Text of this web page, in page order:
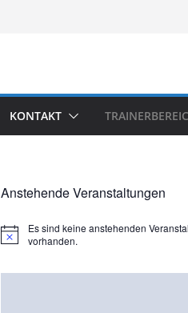
KONTAKT
Anstehende Veranstaltungen
H
Es sind keine anstehenden
vorhanden.